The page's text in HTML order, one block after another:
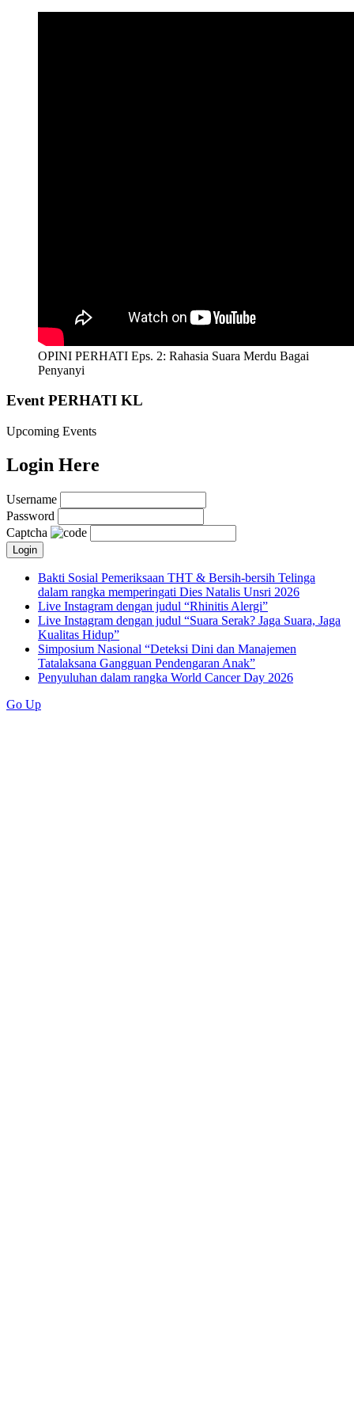
OPINI PERHATI Eps. 2: Rahasia Suara Merdu Bagai
Penyanyi
Event PERHATI KL
Upcoming Events
Login Here
Username
Password
Captcha
Bakti Sosial Pemeriksaan THT & Bersih-bersih Telinga
dalam rangka memperingati Dies Natalis Unsri 2026
Live Instagram dengan judul “Rhinitis Alergi”
Live Instagram dengan judul “Suara Serak? Jaga Suara, Jaga
Kualitas Hidup”
Simposium Nasional “Deteksi Dini dan Manajemen
Tatalaksana Gangguan Pendengaran Anak”
Penyuluhan dalam rangka World Cancer Day 2026
Go Up